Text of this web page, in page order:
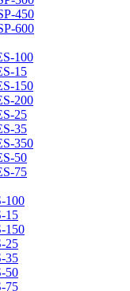
450
600
100
15
150
200
25
35
350
50
75
100
15
150
25
35
50
75